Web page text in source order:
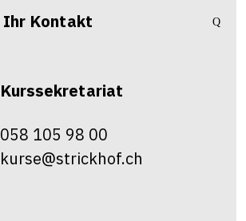
Ihr Kontakt
Kurssekretariat
058 105 98 00
kurse@strickhof.ch